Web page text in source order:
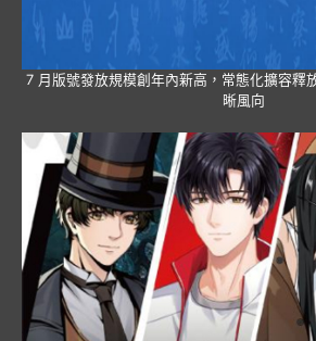
7 月版號發放規模創年內新高，常態化擴容釋
晰風向